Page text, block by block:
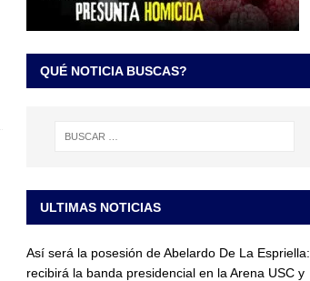
QUÉ NOTICIA BUSCAS?
ULTIMAS NOTICIAS
Así será la posesión de Abelardo De La Espriella:
recibirá la banda presidencial en la Arena USC y